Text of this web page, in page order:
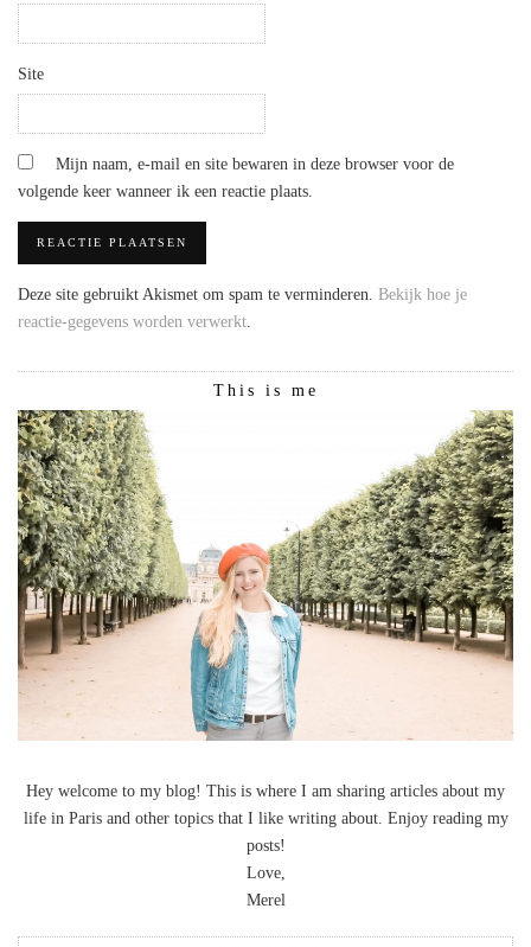
Site
Mijn naam, e-mail en site bewaren in deze browser voor de
volgende keer wanneer ik een reactie plaats.
Deze site gebruikt Akismet om spam te verminderen. Bekijk hoe je
reactie-gegevens worden verwerkt.
This is me
Hey welcome to my blog! This is where I am sharing articles about my
life in Paris and other topics that I like writing about. Enjoy reading my
posts!
Love,
Merel